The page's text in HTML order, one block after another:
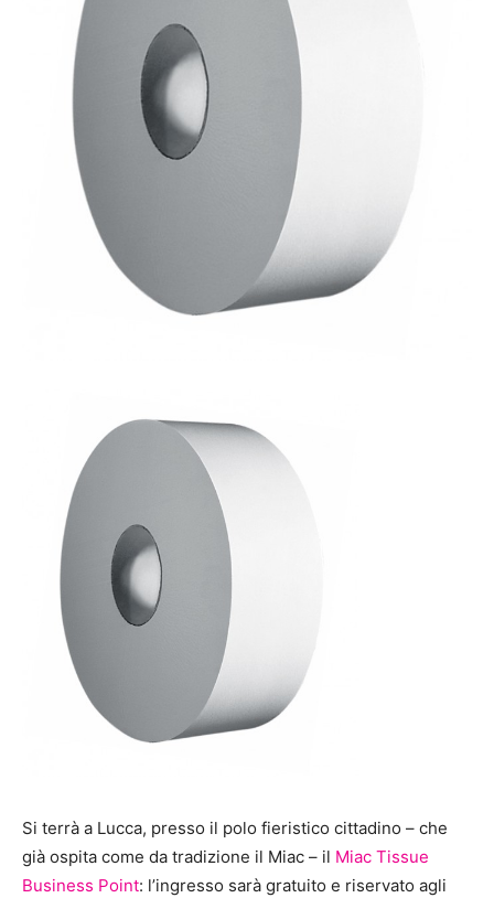
Si terrà a Lucca, presso il polo fieristico cittadino – che
già ospita come da tradizione il Miac – il Miac Tissue
Business Point: l’ingresso sarà gratuito e riservato agli